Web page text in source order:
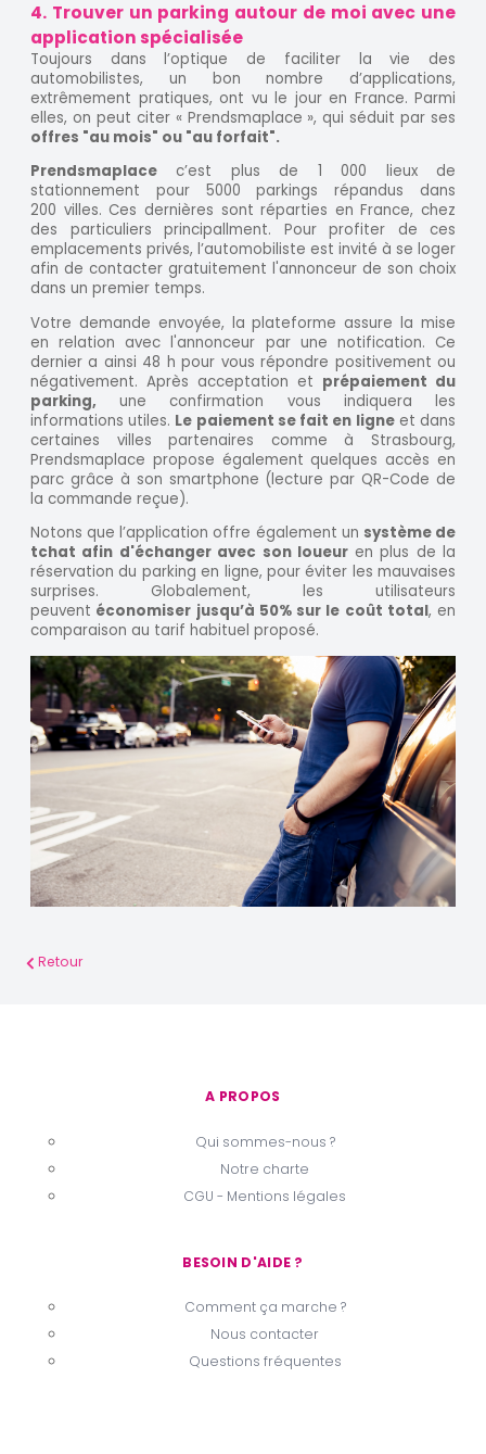
4. Trouver un parking autour de moi avec une
application spécialisée
Toujours dans l’optique de faciliter la vie des
automobilistes, un bon nombre d’applications,
extrêmement pratiques, ont vu le jour en France. Parmi
elles, on peut citer « Prendsmaplace », qui séduit par ses
offres "au mois" ou "au forfait".
Prendsmaplace c’est plus de 1 000 lieux de
stationnement pour 5000 parkings répandus dans
200 villes. Ces dernières sont réparties en France, chez
des particuliers principallment. Pour profiter de ces
emplacements privés, l’automobiliste est invité à se loger
afin de contacter gratuitement l'annonceur de son choix
dans un premier temps.
Votre demande envoyée, la plateforme assure la mise
en relation avec l'annonceur par une notification. Ce
dernier a ainsi 48 h pour vous répondre positivement ou
négativement. Après acceptation et prépaiement du
parking, une confirmation vous indiquera les
informations utiles. Le paiement se fait en ligneet dans
certaines villes partenaires comme à Strasbourg,
Prendsmaplace propose également quelques accès en
parc grâce à son smartphone (lecture par QR-Code de
la commande reçue).
Notons que l’application offre également un système de
tchat afin d'échanger avec son loueur en plus de la
réservation du parking en ligne, pour éviter les mauvaises
surprises. Globalement, les utilisateurs
peuvent économiser jusqu’à 50% sur le coût total, en
comparaison au tarif habituel proposé.
Retour
A PROPOS
Qui sommes-nous ?
Notre charte
CGU - Mentions légales
BESOIN D'AIDE ?
Comment ça marche ?
Nous contacter
Questions fréquentes